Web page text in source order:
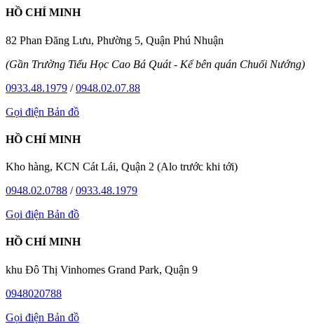
HỒ CHÍ MINH
82 Phan Đăng Lưu, Phường 5, Quận Phú Nhuận
(Gần Trường Tiểu Học Cao Bá Quát - Kế bên quán Chuối Nướng)
0933.48.1979 /0948.02.07.88
Gọi điện Bản đồ
HỒ CHÍ MINH
Kho hàng, KCN Cát Lái, Quận 2 (Alo trước khi tới)
0948.02.0788 /0933.48.1979
Gọi điện Bản đồ
HỒ CHÍ MINH
khu Đô Thị Vinhomes Grand Park, Quận 9
0948020788
Gọi điện Bản đồ